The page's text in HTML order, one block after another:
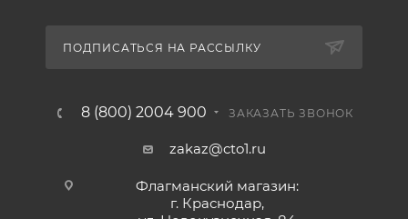
ПОДПИСАТЬСЯ НА РАССЫЛКУ
8 (800) 2004 900 ЗАКАЗАТЬ ЗВОНОК
zakaz@cto1.ru
Флагманский магазин:
г. Краснодар,